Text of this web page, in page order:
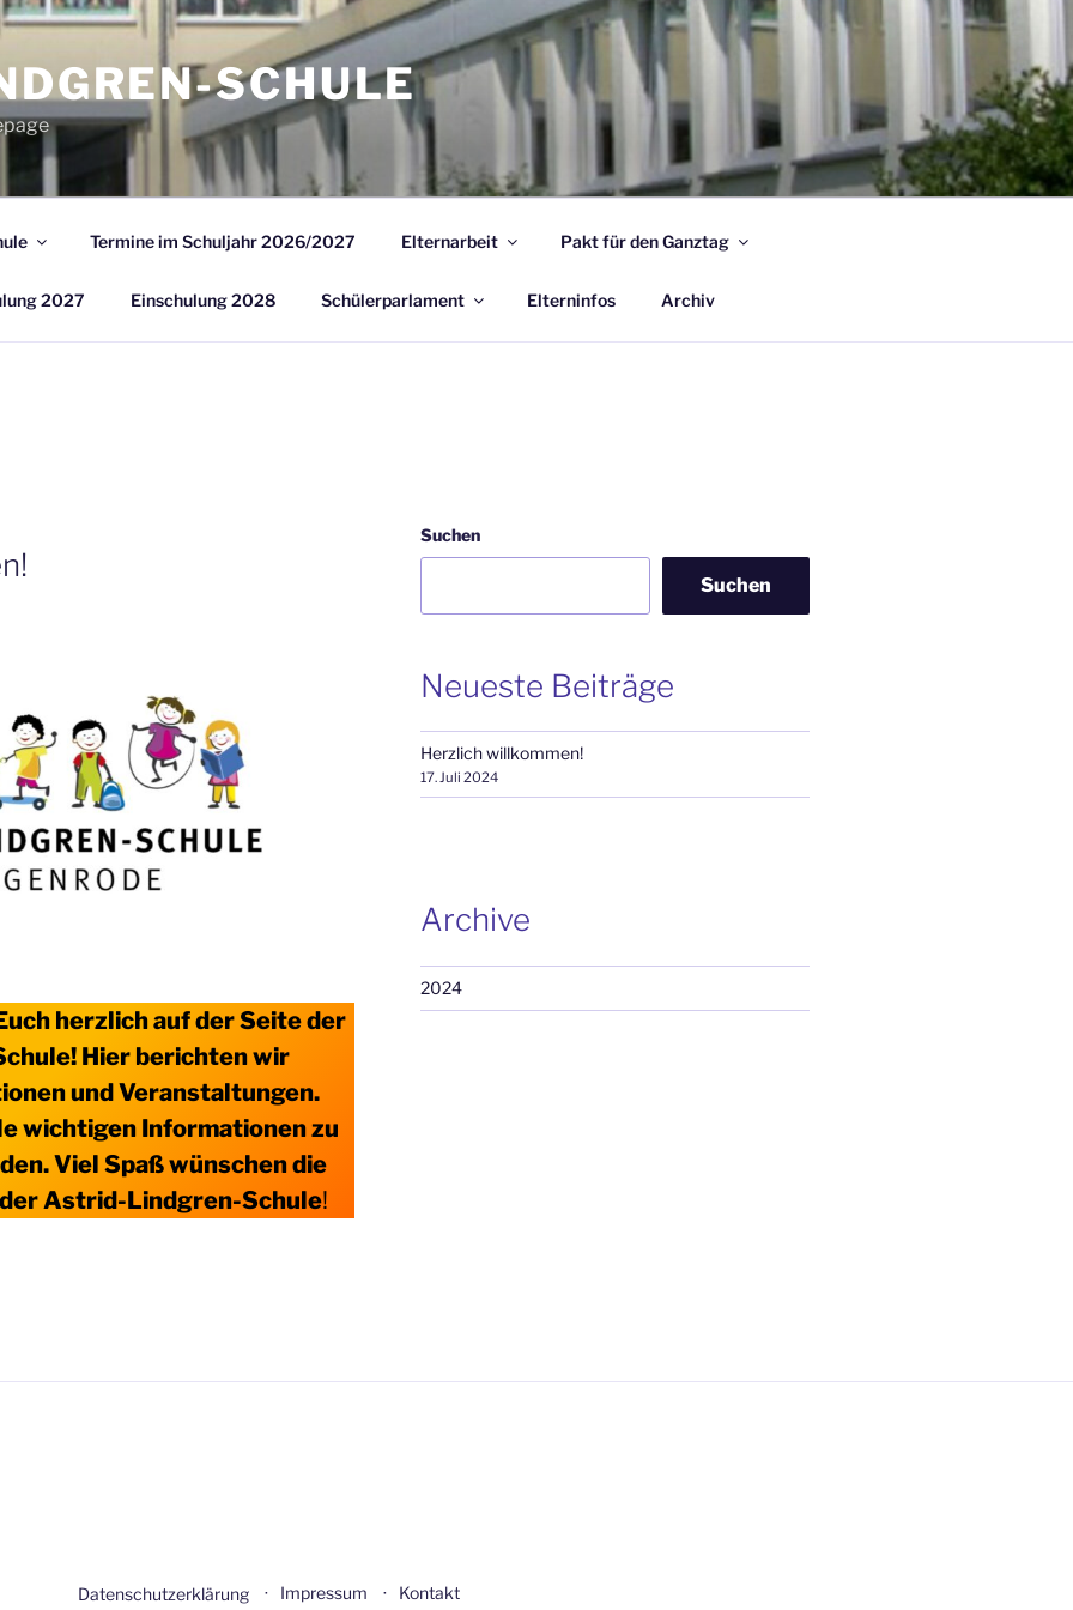
SCHULE
Termine im Schuljahr 2026/2027 Elternarbeit Pakt für den Ganztag
2027 Einschulung 2028 Schülerparlament Elterninfos Archiv
herzlich auf der Seite der
Hier berichten wir
und Veranstaltungen.
wichtigen Informationen zu
Viel Spaß wünschen die
der Astrid-Lindgren-Schule!
Suchen
Suchen
Neueste Beiträge
Herzlich willkommen!
17. Juli 2024
Archive
2024
Datenschutzerklärung Impressum Kontakt